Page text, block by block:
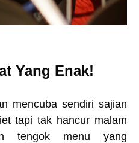
Yang Enak!
mencuba sendiri sajian
tapi tak hancur malam
tengok menu yang